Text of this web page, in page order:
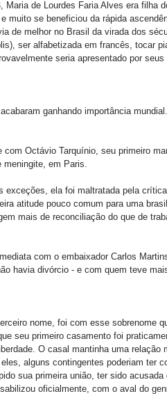
Maria de Lourdes Faria Alves era filha
muito se beneficiou da rápida
de melhor no Brasil da virada dos
ser alfabetizada em francês, tocar
seria apresentado por
ganhando importância
com Octávio Tarquínio, seu primeiro
meningite, em Paris.
exceções, ela foi maltratada pela
atitude pouco comum para uma
mais de reconciliação do que de
com o embaixador Carlos
havia divórcio - e com quem teve
nome, foi com esse sobrenome
seu primeiro casamento foi
O casal mantinha uma relação
alguns contingentes poderiam ter
sua primeira união, ter sido
oficialmente, com o aval do